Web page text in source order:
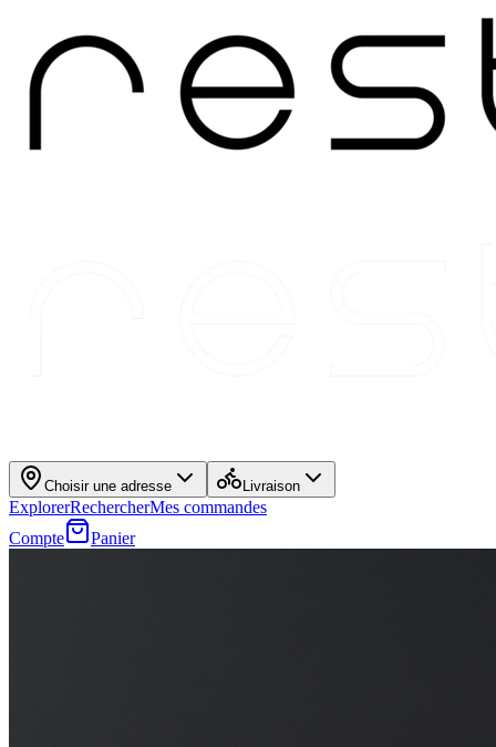
Choisir une adresse Livraison
ExplorerRechercherMes commandes
Compte
Panier